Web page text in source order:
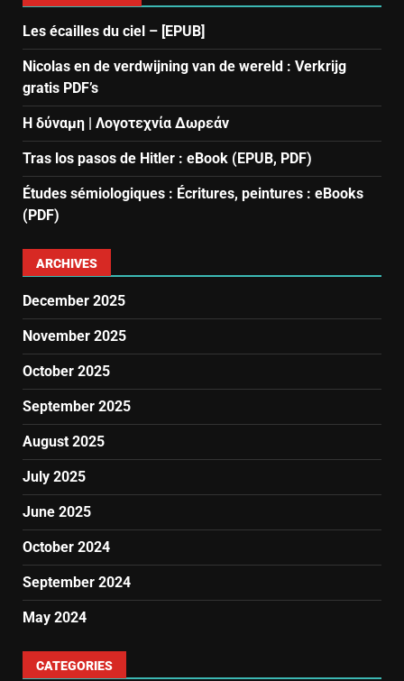
Les écailles du ciel – [EPUB]
Nicolas en de verdwijning van de wereld : Verkrijg
gratis PDF’s
Η δύναμη | Λογοτεχνία Δωρεάν
Tras los pasos de Hitler : eBook (EPUB, PDF)
Études sémiologiques : Écritures, peintures : eBooks
(PDF)
ARCHIVES
December 2025
November 2025
October 2025
September 2025
August 2025
July 2025
June 2025
October 2024
September 2024
May 2024
CATEGORIES